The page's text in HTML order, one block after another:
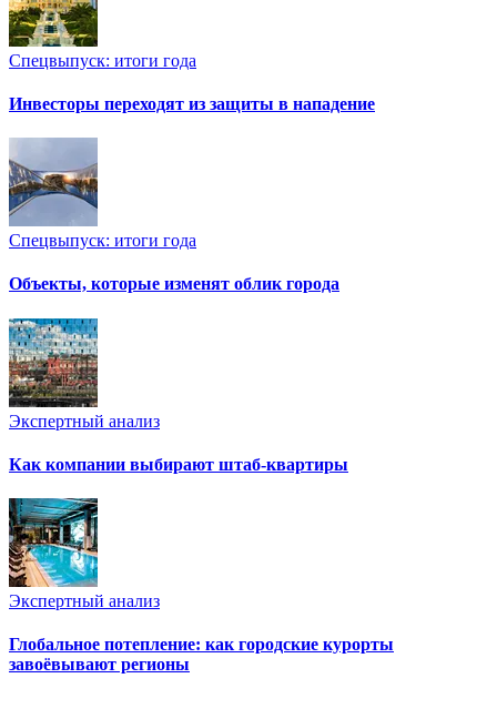
Спецвыпуск: итоги года
Инвесторы переходят из защиты в нападение
Спецвыпуск: итоги года
Объекты, которые изменят облик города
Экспертный анализ
Как компании выбирают штаб-квартиры
Экспертный анализ
Глобальное потепление: как городские курорты
завоёвывают регионы